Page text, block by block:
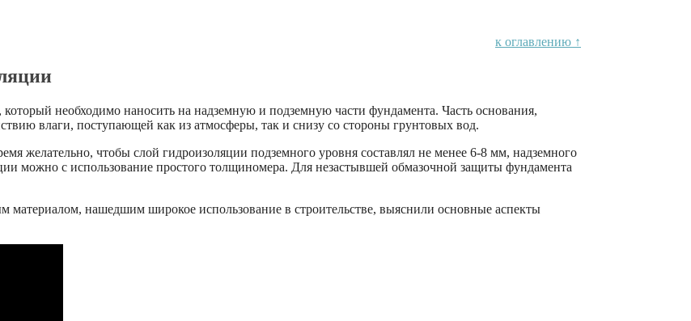
к оглавлению ↑
необходимо наносить на надземную и подземную части фундамента. Часть основания,
влаги, поступающей как из атмосферы, так и снизу со стороны грунтовых вод.
желательно, чтобы слой гидроизоляции подземного уровня составлял не менее 6-8 мм, надземного
можно с использование простого толщиномера. Для незастывшей обмазочной защиты фундамента
материалом, нашедшим широкое использование в строительстве, выяснили основные аспекты